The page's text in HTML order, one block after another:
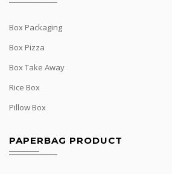
Box Packaging
Box Pizza
Box Take Away
Rice Box
Pillow Box
PAPERBAG PRODUCT